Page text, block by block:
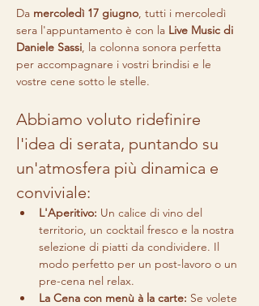
Da mercoledì 17 giugno, tutti i mercoledì
sera l'appuntamento è con la Live Music di
Daniele Sassi, la colonna sonora perfetta
per accompagnare i vostri brindisi e le
vostre cene sotto le stelle.
Abbiamo voluto ridefinire
l'idea di serata, puntando su
un'atmosfera più dinamica e
conviviale:
L'Aperitivo: Un calice di vino del
territorio, un cocktail fresco e la nostra
selezione di piatti da condividere. Il
modo perfetto per un post-lavoro o un
pre-cena nel relax.
La Cena con menù à la carte: Se volete